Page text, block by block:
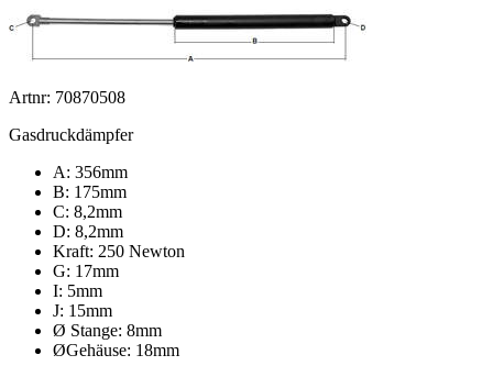
Artnr: 70870508
Gasdruckdämpfer
A: 356mm
B: 175mm
C: 8,2mm
D: 8,2mm
Kraft: 250 Newton
G: 17mm
I: 5mm
J: 15mm
Ø Stange: 8mm
ØGehäuse: 18mm